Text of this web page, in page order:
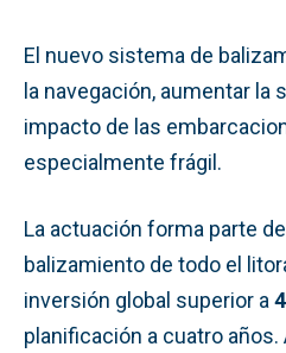
El nuevo sistema de
la navegación, aumentar la
impacto de las
especialmente frágil.
La actuación forma parte
balizamiento de todo el
inversión global superior a
planificación a cuatro